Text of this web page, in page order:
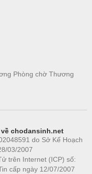
Phòng chờ Thương
chodansinh.net
do Sở Kế Hoạch
03/2007
trên Internet (ICP) số:
cấp ngày 12/07/2007